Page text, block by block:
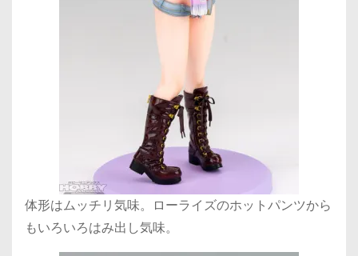
体形はムッチリ気味。ローライズのホットパンツから
もいろいろはみ出し気味。